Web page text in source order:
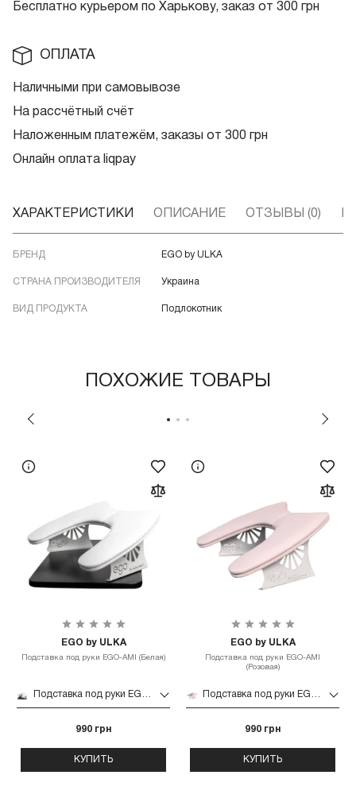
Бесплатно курьером по Харькову, заказ от 300 грн
ОПЛАТА
Наличными при самовывозе
На рассчётный счёт
Наложенным платежём, заказы от 300 грн
Онлайн оплата liqpay
ХАРАКТЕРИСТИКИ ОПИСАНИЕ ОТЗЫВЫ (0)
БРЕНД EGO by ULKA
СТРАНА ПРОИЗВОДИТЕЛЯ Украина
ВИД ПРОДУКТА Подлокотник
ПОХОЖИЕ ТОВАРЫ
EGO by ULKA
Подставка под руки EGO-AMI (Белая)
Подставка под руки EGO-AMI (Белая)
990 грн
КУПИТЬ
EGO by ULKA
Подставка под руки EGO-AMI
(Розовая)
Подставка под руки EGO-AMI (Розовая)
990 грн
КУПИТЬ